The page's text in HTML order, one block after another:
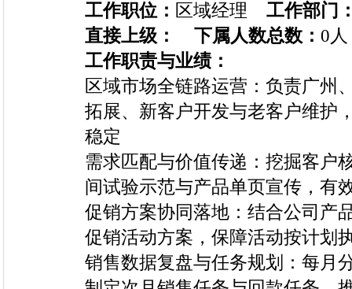
工作职位： 区域经理 工作部门
直接上级：
下属人数总数： 0人
工作职责与业绩：
区域市场全链路运营：负责广州
拓展、新客户开发与老客户维护
稳定
需求匹配与价值传递：挖掘客户
间试验示范与产品单页宣传，有
促销方案协同落地：结合公司产
促销活动方案，保障活动按计划
销售数据复盘与任务规划：每月